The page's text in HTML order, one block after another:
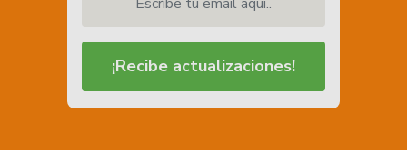
¡Recibe actualizaciones!